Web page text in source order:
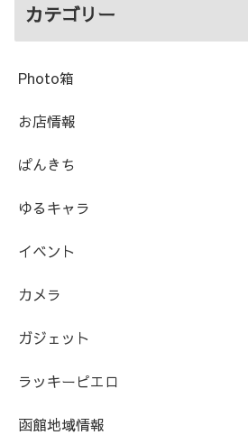
カテゴリー
Photo箱
お店情報
ぱんきち
ゆるキャラ
イベント
カメラ
ガジェット
ラッキーピエロ
函館地域情報